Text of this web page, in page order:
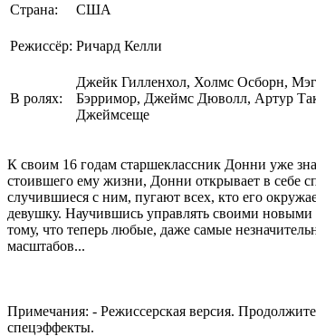
Страна: США
Режиссёр: Ричард Келли
В ролях:
Джейк Гилленхол, Холмс Осборн,
Бэрримор, Джеймс Дюволл, Артур
Джеймсеще
К своим 16 годам старшеклассник Донни уже
стоившего ему жизни, Донни открывает в себе
случившиеся с ним, пугают всех, кто его
девушку. Научившись управлять своими
тому, что теперь любые, даже самые
масштабов...
Примечания: - Режиссерская версия.
спецэффекты.